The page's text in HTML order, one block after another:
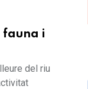
i
del riu